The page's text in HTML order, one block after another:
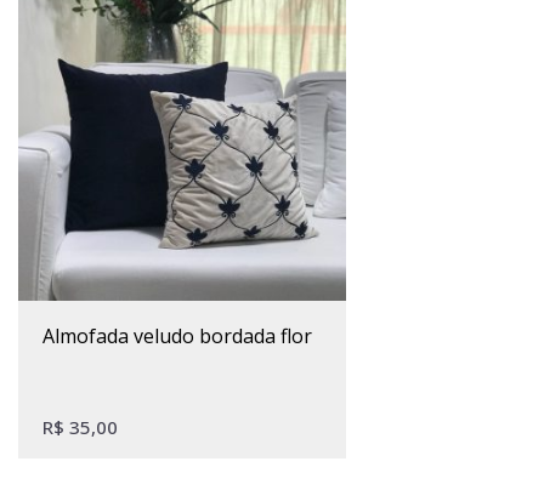
almofada veludo bordada flor
R$ 35,00